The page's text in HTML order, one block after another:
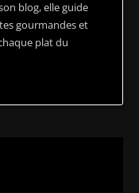
blog, elle guide
gourmandes et
plat du